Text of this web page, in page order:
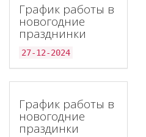
График работы в
новогодние
празднинки
27-12-2024
График работы в
новогодние
праздинки